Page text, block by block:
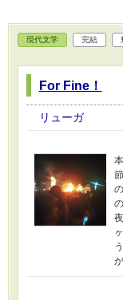
現代文学 完結
For Fine！
リューガ